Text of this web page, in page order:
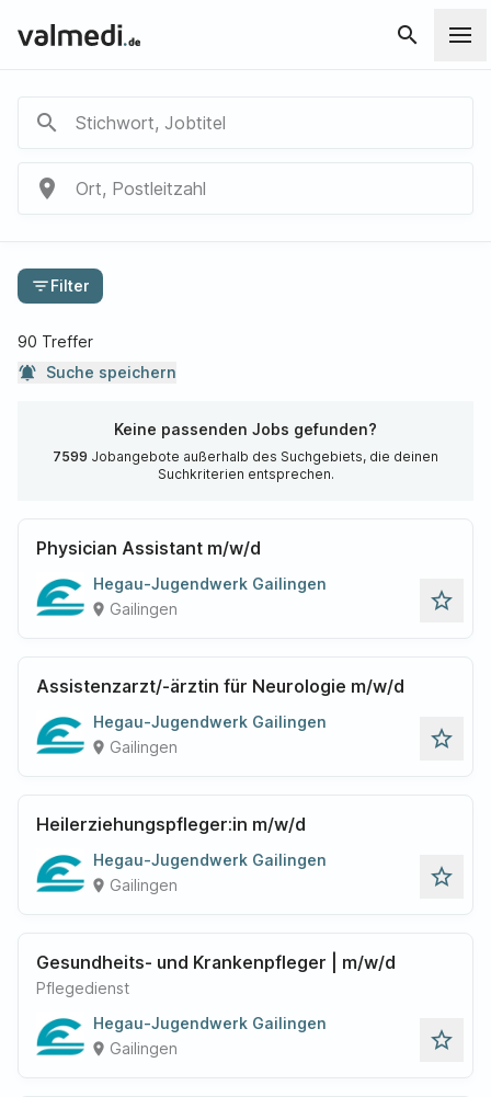
search
search Stichwort, Jobtitel
place Ort, Postleitzahl
filter_listFilter
90 Treffer
notifications_active Suche speichern
Keine passenden Jobs gefunden?
7599 Jobangebote außerhalb des Suchgebiets, die deinen
Suchkriterien entsprechen.
Physician Assistant m/w/d
Hegau-Jugendwerk Gailingen
place Gailingen star_outline
Assistenzarzt/-ärztin für Neurologie m/w/d
Hegau-Jugendwerk Gailingen
place Gailingen star_outline
Heilerziehungspfleger:in m/w/d
Hegau-Jugendwerk Gailingen
place Gailingen star_outline
Gesundheits- und Krankenpfleger | m/w/d
Pflegedienst
Hegau-Jugendwerk Gailingen
place Gailingen star_outline